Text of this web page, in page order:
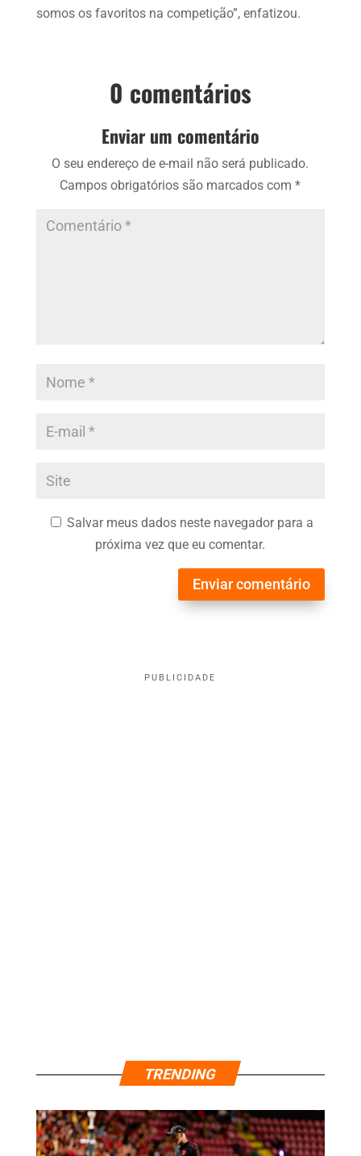
somos os favoritos na competição”, enfatizou.
0 comentários
Enviar um comentário
O seu endereço de e-mail não será publicado.
Campos obrigatórios são marcados com*
Salvar meus dados neste navegador para a
próxima vez que eu comentar.
Enviar comentário
PUBLICIDADE
TRENDING